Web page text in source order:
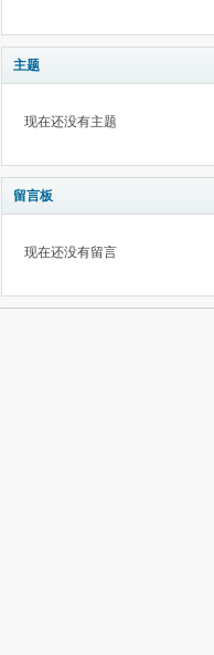
主题
现在还没有主题
留言板
现在还没有留言